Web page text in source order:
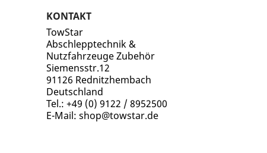
KONTAKT
TowStar
Abschlepptechnik &
Nutzfahrzeuge Zubehör
Siemensstr.12
91126 Rednitzhembach
Deutschland
Tel.: +49 (0) 9122 / 8952500
E-Mail: shop@towstar.de